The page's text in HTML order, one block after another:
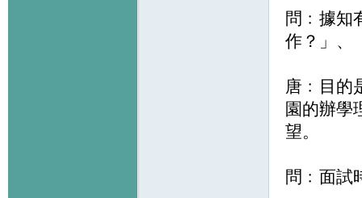
問﹕據知
作？」、
唐﹕目的
園的辦學
望。
問﹕面試